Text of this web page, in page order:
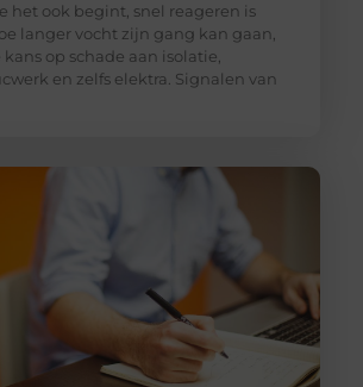
het ook begint, snel reageren is
langer vocht zijn gang kan gaan,
op schade aan isolatie,
en zelfs elektra. Signalen van